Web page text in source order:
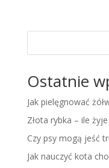
Ostatnie
Jak pielęgnować
Złota rybka – ile
Czy psy mogą jeść
Jak nauczyć kota